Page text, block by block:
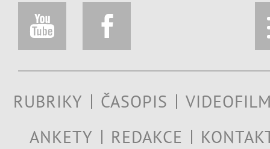
RUBRIKY ČASOPIS
ANKETY
REDAKCE